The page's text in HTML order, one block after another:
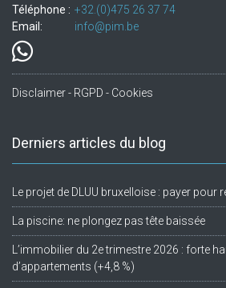
Téléphone : +32.(0)475 26 37 74
Email:
info@pim.be
Disclaimer - RGPD - Cookies
Derniers articles du blog
Le projet de DLUU bruxelloise : payer pour
La piscine: ne plongez pas tête baissée
L’immobilier du 2e trimestre 2026 : forte
d’appartements (+4,8 %)